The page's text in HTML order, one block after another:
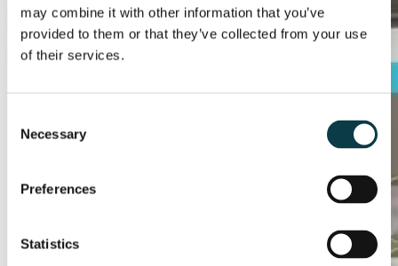
may combine it with other information that you’ve
provided to them or that they’ve collected from your use
of their services.
Selection
Necessary
Preferences
Statistics